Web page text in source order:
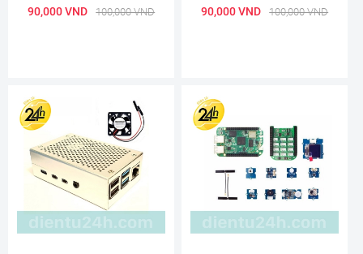
90,000 VND 100,000 VND 90,000 VND 100,000 VND